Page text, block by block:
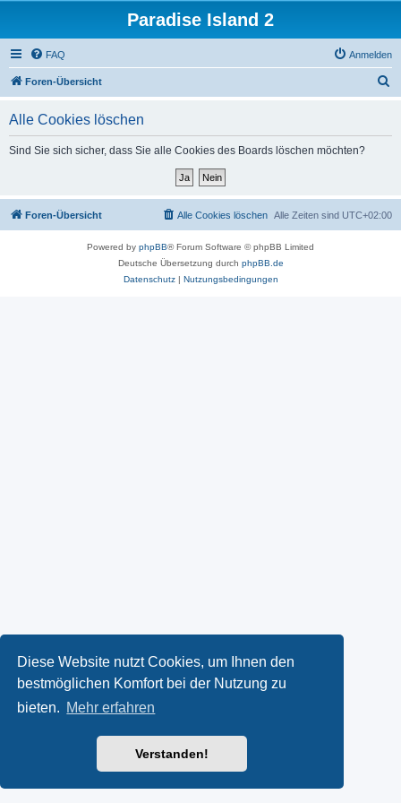
Diese Website nutzt Cookies, um Ihnen den
bestmöglichen Komfort bei der Nutzung zu
bieten. Mehr erfahren
Verstanden!
Paradise Island 2
FAQ Anmelden
Foren-Übersicht
Alle Cookies löschen
Sind Sie sich sicher, dass Sie alle Cookies des Boards löschen möchten?
Foren-Übersicht Alle Zeiten sind UTC+02:00
Alle Cookies löschen
Powered by phpBB® Forum Software © phpBB Limited
Deutsche Übersetzung durch phpBB.de
Datenschutz| Nutzungsbedingungen